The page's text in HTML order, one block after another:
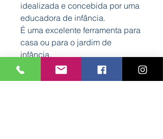
idealizada e concebida por uma
educadora de infância.
É uma excelente ferramenta para
casa ou para o jardim de
infância.